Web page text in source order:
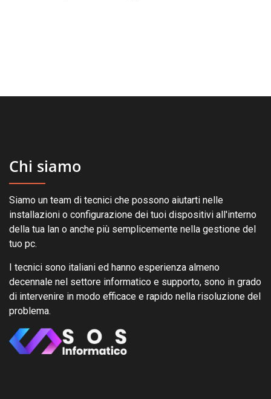
Chi siamo
Siamo un team di tecnici che possono aiutarti nelle
installazioni o configurazione dei tuoi dispositivi all'interno
della tua lan o anche più semplicemente nella gestione del
tuo pc.
I tecnici sono italiani ed hanno esperienza almeno
decennale nel settore informatico e supporto, sono in grado
di intervenire in modo efficace e rapido nella risoluzione del
problema.